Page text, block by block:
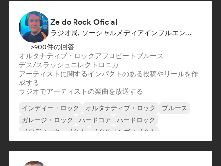
Ze do Rock Oficial
ラジオ局, ソーシャルメディアインフルエンサー
>900件の回答
オルタナティブ・ロックアフロビート ブルース
デス/スラッシュ エレクトロニカ
アーティストに関するインパクトのある投稿やリールを作
成する
ラジオでアーティストの楽曲を放送する
インディー・ロック オルタナティブ・ロック
ブルース
ガレージ・ロック
ハードコア
ハードロック
メロディック・メタル
メタル／ヘヴィメタル